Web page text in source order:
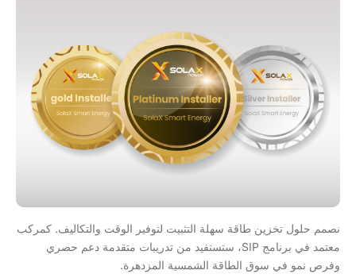
نصمم حلول تخزين طاقة سهلة التثبيت لتوفير الوقت والتكاليف. كمركب
معتمد في برنامج SIP، ستستفيد من تدريبات متقدمة دعم حصري
وفرص نمو في سوق الطاقة الشمسية المزدهرة.